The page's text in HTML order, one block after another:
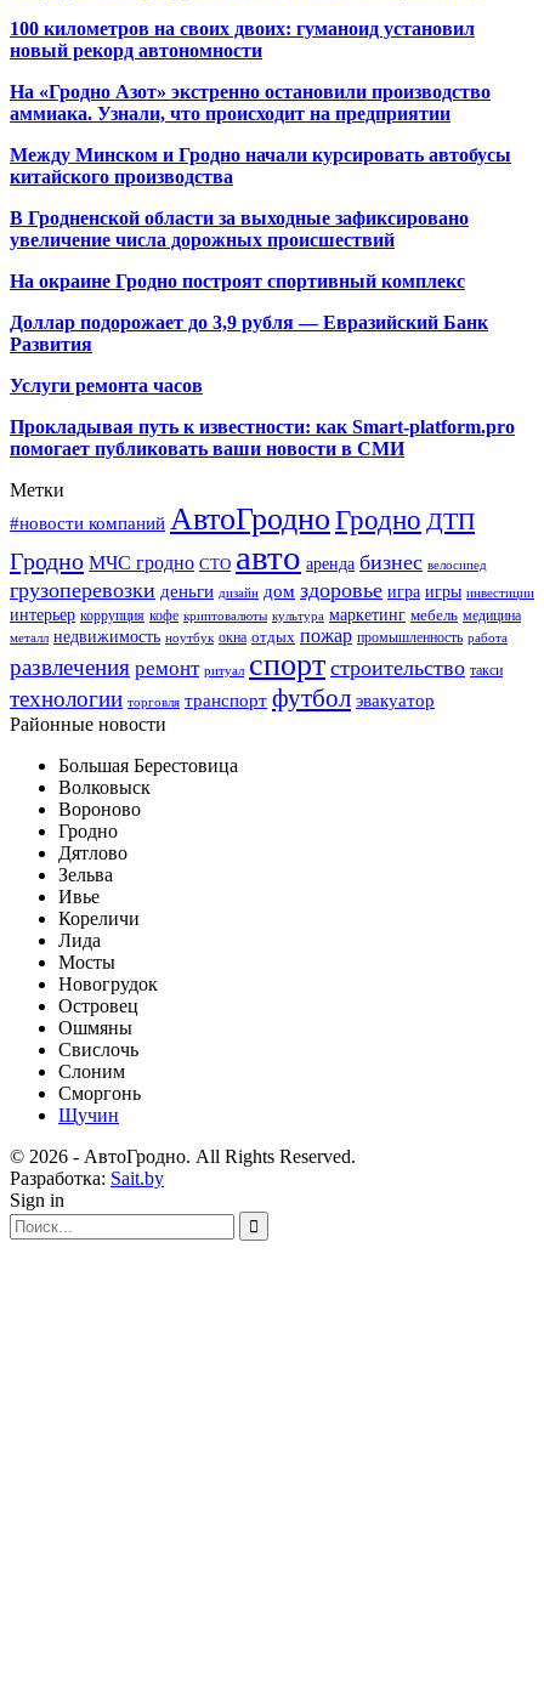
100 километров на своих двоих: гуманоид установил
новый рекорд автономности
На «Гродно Азот» экстренно остановили производство
аммиака. Узнали, что происходит на предприятии
Между Минском и Гродно начали курсировать автобусы
китайского производства
В Гродненской области за выходные зафиксировано
увеличение числа дорожных происшествий
На окраине Гродно построят спортивный комплекс
Доллар подорожает до 3,9 рубля — Евразийский Банк
Развития
Услуги ремонта часов
Прокладывая путь к известности: как Smart-platform.pro
помогает публиковать ваши новости в СМИ
Метки
#новости компаний АвтоГродноГродно ДТП
Гродно МЧС гродно СТО авто аренда бизнес велосипед
грузоперевозки деньги дизайн дом здоровье игра игры инвестиции
интерьер коррупция кофе криптовалюты культура маркетинг мебель медицина
металл недвижимость ноутбук окна отдых пожар промышленность работа
развлечения ремонт ритуал спорт строительство такси
технологии торговля транспорт футбол эвакуатор
Районные новости
Большая Берестовица
Волковыск
Вороново
Гродно
Дятлово
Зельва
Ивье
Кореличи
Лида
Мосты
Новогрудок
Островец
Ошмяны
Свислочь
Слоним
Сморгонь
Щучин
© 2026 - АвтоГродно. All Rights Reserved.
Разработка: Sait.by
Sign in